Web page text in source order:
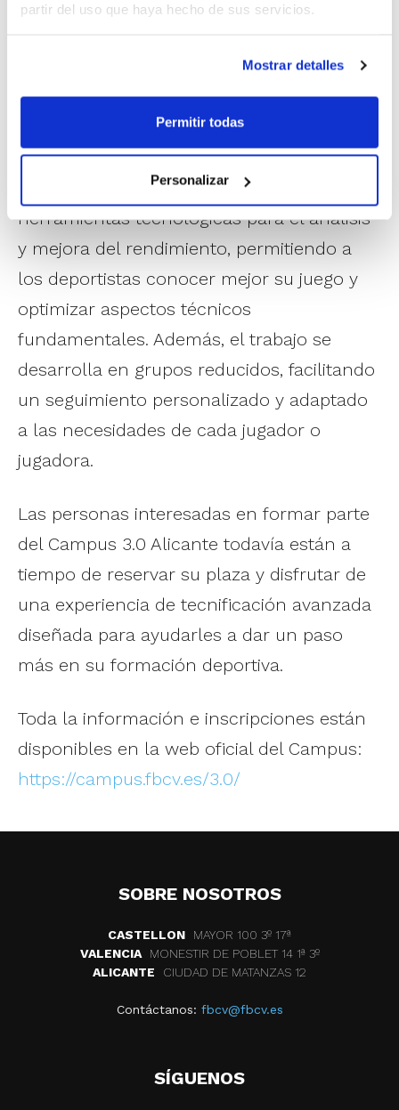
partir del uso que haya hecho de sus servicios.
Mostrar detalles
Permitir todas
Personalizar
una propuesta innovadora que combina
trabajo técnico específico y una atención
individualizada que favorece la evolución
de cada participante.
El Campus 3.0 destaca por incorporar
herramientas tecnológicas para el análisis
y mejora del rendimiento, permitiendo a
los deportistas conocer mejor su juego y
optimizar aspectos técnicos
fundamentales. Además, el trabajo se
desarrolla en grupos reducidos, facilitando
un seguimiento personalizado y adaptado
a las necesidades de cada jugador o
jugadora.
Las personas interesadas en formar parte
del Campus 3.0 Alicante todavía están a
tiempo de reservar su plaza y disfrutar de
una experiencia de tecnificación avanzada
diseñada para ayudarles a dar un paso
más en su formación deportiva.
Toda la información e inscripciones están
disponibles en la web oficial del Campus:
https://campus.fbcv.es/3.0/
SOBRE NOSOTROS
CASTELLON
MAYOR 100 3º 17ª
VALENCIA
MONESTIR DE POBLET 14 1ª 3º
ALICANTE
CIUDAD DE MATANZAS 12
Contáctanos: fbcv@fbcv.es
SÍGUENOS